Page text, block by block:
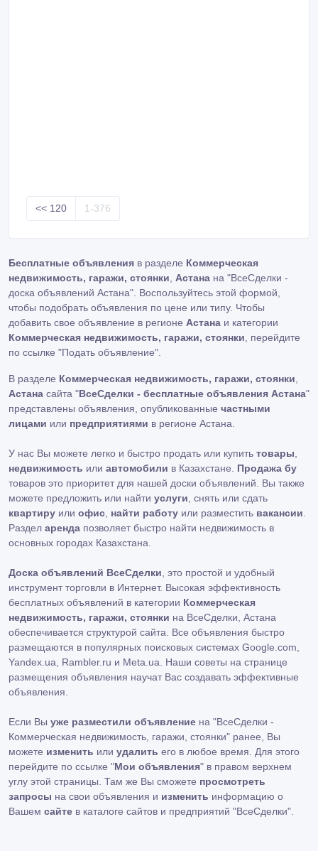
<< 120 1-376
Бесплатные объявления в разделе Коммерческая
недвижимость, гаражи, стоянки
Астана на "ВсеСделки -
доска объявлений Астана". Воспользуйтесь этой формой,
чтобы подобрать объявления по цене или типу. Чтобы
добавить свое объявление в регионе Астана и категории
Коммерческая недвижимость, гаражи, стоянки , перейдите
по ссылке "Подать объявление"
В разделе Коммерческая недвижимость, гаражи, стоянки
Астана сайта "ВсеСделки - бесплатные объявления Астана"
представлены объявления, опубликованные частными
лицами или предприятиями в регионе Астана.
У нас Вы можете легко и быстро продать или купить товары
недвижимость или автомобили в Казахстане. Продажа бу
товаров это приоритет для нашей доски объявлений. Вы также
можете предложить или найти услуги , снять или сдать
квартиру или офис найти работу или разместить вакансии
Раздел аренда позволяет быстро найти недвижимость в
основных городах Казахстана.
Доска объявлений ВсеСделки , это простой и удобный
инструмент торговли в Интернет. Высокая эффективность
бесплатных объявлений в категории Коммерческая
недвижимость, гаражи, стоянки на ВсеСделки, Астана
обеспечивается структурой сайта. Все объявления быстро
размещаются в популярных поисковых системах Google.com,
Yandex.ua, Rambler.ru и Meta.ua. Наши советы на странице
размещения объявления научат Вас создавать эффективные
объявления.
Если Вы уже разместили объявление на "ВсеСделки -
Коммерческая недвижимость, гаражи, стоянки" ранее, Вы
можете изменить или удалить его в любое время. Для этого
перейдите по ссылке "Мои объявления" в правом верхнем
углу этой страницы. Там же Вы сможете просмотреть
запросы на свои объявления и изменить информацию о
Вашем сайте в каталоге сайтов и предприятий "ВсеСделки".